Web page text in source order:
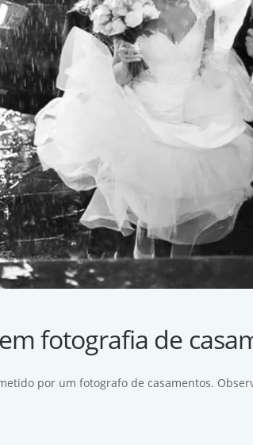
fotografia de
por um fotografo de casamentos.